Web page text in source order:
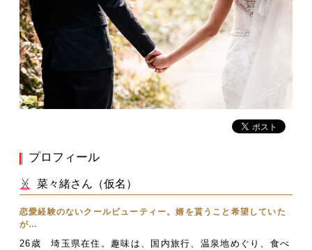
プロフィール
菜々緒さん（仮名）
恋愛経験のないクールビューティー。婿を貰うこと希望していた
が…
26歳 埼玉県在住。趣味は、国内旅行、温泉地めぐり、食べ